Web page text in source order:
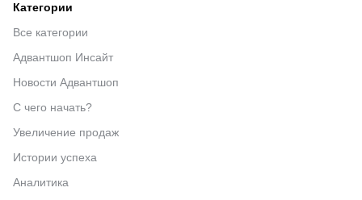
Категории
Все категории
Адвантшоп Инсайт
Новости Адвантшоп
С чего начать?
Увеличение продаж
Истории успеха
Аналитика